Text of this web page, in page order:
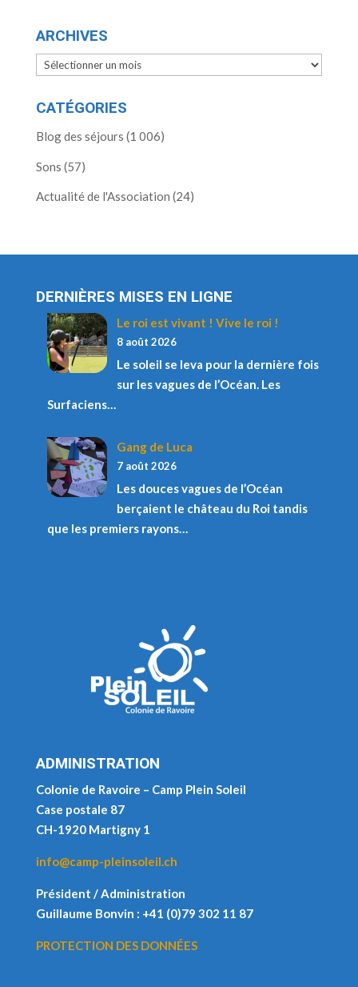
ARCHIVES
Archives
CATÉGORIES
Blog des séjours (1 006)
Sons (57)
Actualité de l'Association (24)
DERNIÈRES MISES EN LIGNE
Le roi est vivant ! Vive le roi !
8 août 2026
Le soleil se leva pour la dernière fois
sur les vagues de l’Océan. Les
Surfaciens…
Gang de Luca
7 août 2026
Les douces vagues de l’Océan
berçaient le château du Roi tandis
que les premiers rayons…
ADMINISTRATION
Colonie de Ravoire – Camp Plein Soleil
Case postale 87
CH-1920 Martigny 1
info@camp-pleinsoleil.ch
Président / Administration
Guillaume Bonvin : +41 (0)79 302 11 87
PROTECTION DES DONNÉES